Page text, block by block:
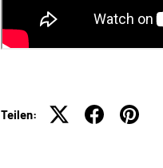
Teilen: